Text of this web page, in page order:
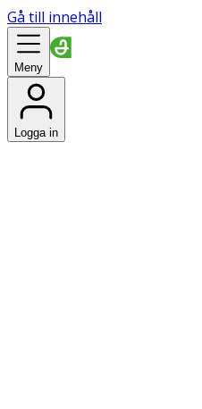
Gå till innehåll
Meny
Logga in